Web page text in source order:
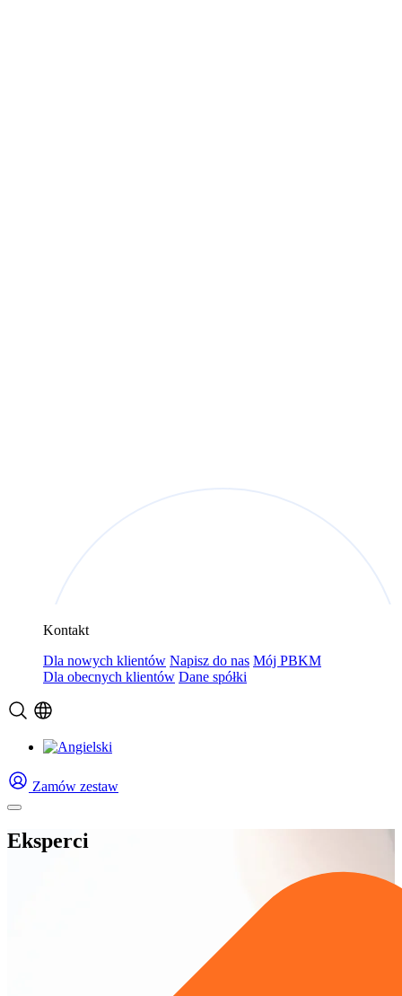
Kontakt
Dla nowych klientów Napisz do nas Mój PBKM
Dla obecnych klientów Dane spółki
Zamów zestaw
Eksperci